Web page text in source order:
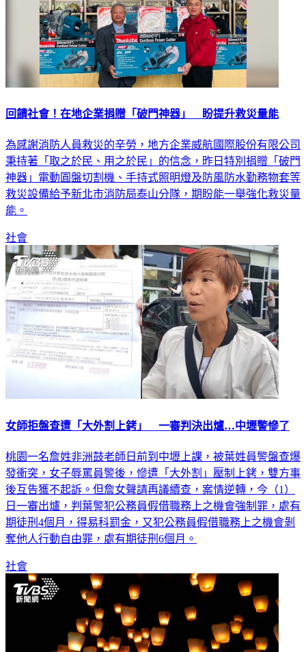
回饋社會！在地企業捐贈「破門神器」 盼提升救災量能
為感謝消防人員救災的辛勞，地方企業威航國際股份有限公司
秉持著「取之於民、用之於民」的信念，昨日特別捐贈「破門
神器」電動圓盤切割機、手持式照明燈及防風防水勤務物套等
救災設備給予新北市消防局泰山分隊，期盼能一舉強化救災量
能。
社會
女師拒盤查遭「大外割上銬」 一審判決出爐…中壢警慘了
桃園一名詹姓非洲鼓老師日前到中壢上課，被葉姓員警盤查爆
發衝突，女子辱罵員警後，慘遭「大外割」壓制上銬，雙方事
後互告獲不起訴。但詹女聲請再議續查，案情逆轉，今（1）
日一審出爐，判葉警犯公務員假借職務上之機會強制罪，處有
期徒刑4個月，得易科罰金，又犯公務員假借職務上之機會剝
奪他人行動自由罪，處有期徒刑6個月。
社會